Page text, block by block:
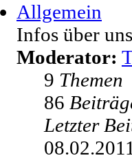
Allgemein
Infos über
Moderator:
9 Themen
86
Letzter